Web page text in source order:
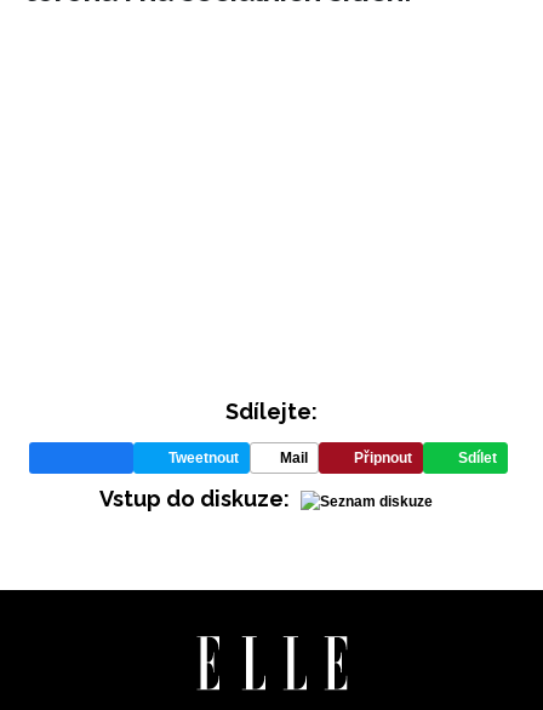
vyhodnocení akce a zasílání novinek.
Chcete navíc dostávat i další zajímavé a exkluzivní
zpracováním údajů k tomuto účelu podleZásad ochrany
Sdílejte:
Tweetnout Mail Připnout Sdílet
Vstup do diskuze: